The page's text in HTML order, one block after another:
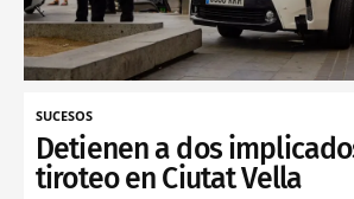
SUCESOS
Detienen a dos
tiroteo en Ciutat Vella